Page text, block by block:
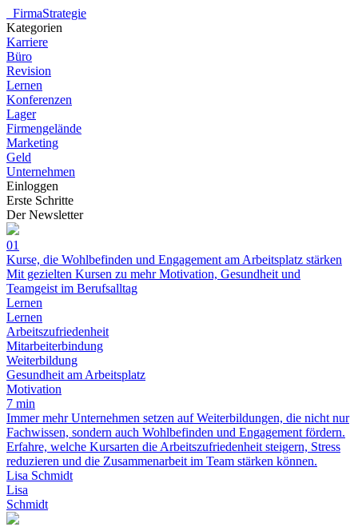
FirmaStrategie
Kategorien
Karriere
Büro
Revision
Lernen
Konferenzen
Lager
Firmengelände
Marketing
Geld
Unternehmen
Einloggen
Erste Schritte
Der Newsletter
01
Kurse, die Wohlbefinden und Engagement am Arbeitsplatz stärken
Mit gezielten Kursen zu mehr Motivation, Gesundheit und
Teamgeist im Berufsalltag
Lernen
Lernen
Arbeitszufriedenheit
Mitarbeiterbindung
Weiterbildung
Gesundheit am Arbeitsplatz
Motivation
7 min
Immer mehr Unternehmen setzen auf Weiterbildungen, die nicht nur
Fachwissen, sondern auch Wohlbefinden und Engagement fördern.
Erfahre, welche Kursarten die Arbeitszufriedenheit steigern, Stress
reduzieren und die Zusammenarbeit im Team stärken können.
Lisa Schmidt
Lisa
Schmidt